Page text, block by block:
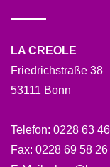
LA CREOLE
Friedrichstraße 38
53111 Bonn
Telefon: 0228 63
Fax: 0228 69 58 26